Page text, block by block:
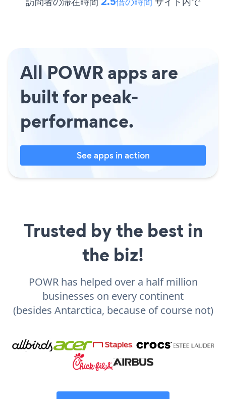
All POWR apps are
built for peak-
performance.
See apps in action
Trusted by the best in
the biz!
POWR has helped over a half million
businesses on every continent
(besides Antarctica, because of course not)